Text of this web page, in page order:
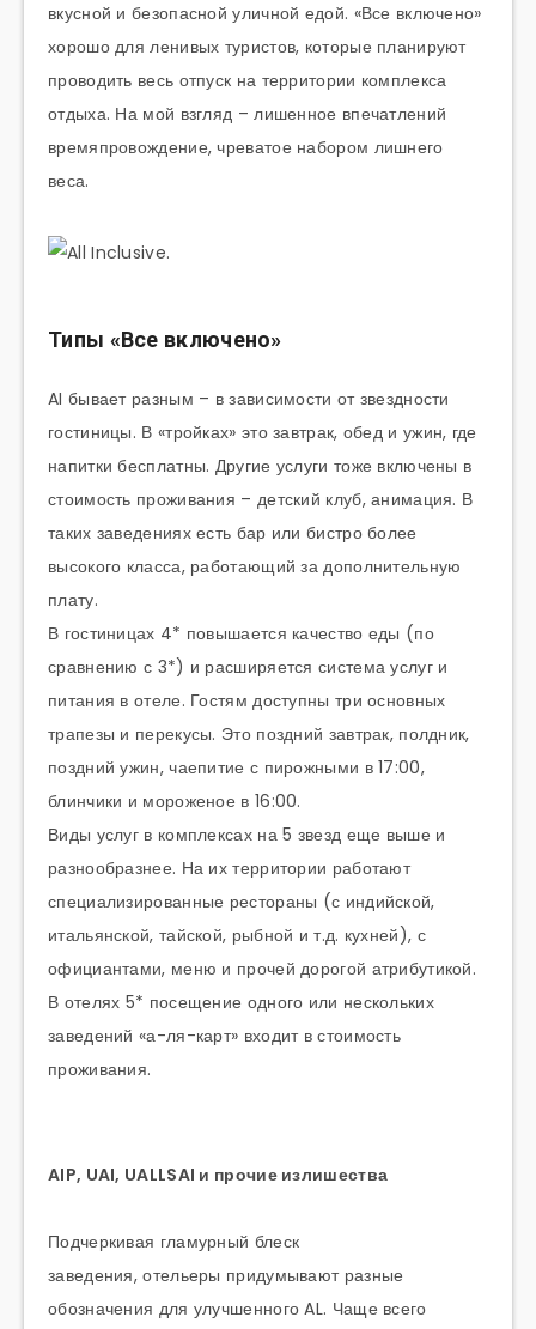
вкусной и безопасной уличной едой. «Все включено»
хорошо для ленивых туристов, которые планируют
проводить весь отпуск на территории комплекса
отдыха. На мой взгляд – лишенное впечатлений
времяпровождение, чреватое набором лишнего
веса.
Типы «Все включено»
AI бывает разным – в зависимости от звездности
гостиницы. В «тройках» это завтрак, обед и ужин, где
напитки бесплатны. Другие услуги тоже включены в
стоимость проживания – детский клуб, анимация. В
таких заведениях есть бар или бистро более
высокого класса, работающий за дополнительную
плату.
В гостиницах 4* повышается качество еды (по
сравнению с 3*) и расширяется система услуг и
питания в отеле. Гостям доступны три основных
трапезы и перекусы. Это поздний завтрак, полдник,
поздний ужин, чаепитие с пирожными в 17:00,
блинчики и мороженое в 16:00.
Виды услуг в комплексах на 5 звезд еще выше и
разнообразнее. На их территории работают
специализированные рестораны (с индийской,
итальянской, тайской, рыбной и т.д. кухней), с
официантами, меню и прочей дорогой атрибутикой.
В отелях 5* посещение одного или нескольких
заведений «а-ля-карт» входит в стоимость
проживания.
AIP, UAI, UALLSAI и прочие излишества
Подчеркивая гламурный блеск
заведения, отельеры придумывают разные
обозначения для улучшенного AL. Чаще всего